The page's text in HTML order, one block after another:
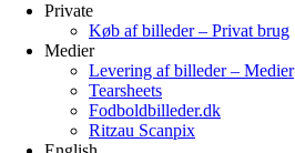
Private
Køb af billeder – Privat brug
Medier
Levering af billeder – Medier
Tearsheets
Fodboldbilleder.dk
Ritzau Scanpix